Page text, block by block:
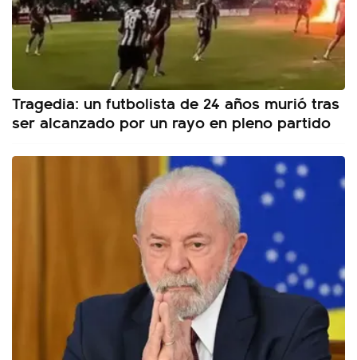
Tragedia: un futbolista de 24 años murió tras
ser alcanzado por un rayo en pleno partido